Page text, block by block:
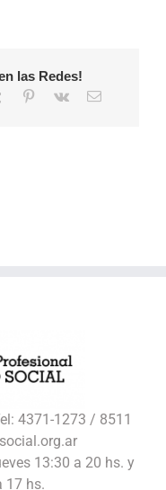
las Redes!
Tumblr Pinterest
Vk
Correo
4371-1273 / 8511
13:30 a 20 hs. y
17 hs.